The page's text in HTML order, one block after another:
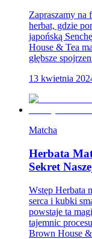
Zapraszamy na
herbat, gdzie
japońską
House & Tea
głębsze
13 kwietnia
Matcha
Herbata
Sekret
Wstęp Herbata
serca i kubki
powstaje ta
tajemnic
Brown House